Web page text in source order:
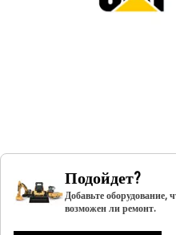
Подойдет?
Добавьте оборудование,
возможен ли ремонт.